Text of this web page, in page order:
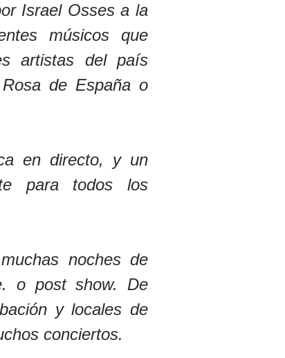
Israel Osses a la
músicos que
artistas del país
de España o
en directo, y un
para todos los
noches de
o post show. De
y locales de
conciertos.